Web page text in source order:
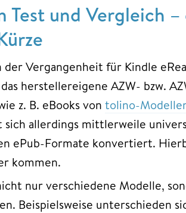
Test und Vergleich
der Vergangenheit für Kindle
herstellereigene AZW- bzw.
z. B. eBooks von tolino-
allerdings mittlerweile
ePub-Formate konvertiert.
kommen.
nur verschiedene Modelle,
Beispielsweise unterschieden